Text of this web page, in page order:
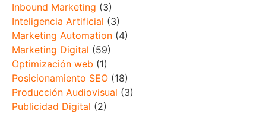
Inbound Marketing (3)
Inteligencia Artificial (3)
Marketing Automation (4)
Marketing Digital (59)
Optimización web (1)
Posicionamiento SEO (18)
Producción Audiovisual (3)
Publicidad Digital (2)